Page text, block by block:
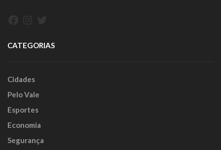
CATEGORIAS
Cidades
Pelo Vale
Esportes
Economia
Segurança